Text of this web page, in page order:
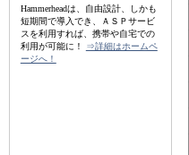
Hammerheadは、自由設計、しかも
短期間で導入でき、ＡＳＰサービ
スを利用すれば、携帯や自宅での
利用が可能に！
⇒詳細はホームペ
ージへ！